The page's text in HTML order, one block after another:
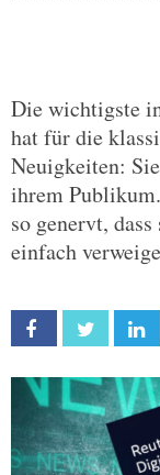
Die wichtigste
hat für die
Neuigkeiten:
ihrem
so genervt,
einfach
Facebook Twitter